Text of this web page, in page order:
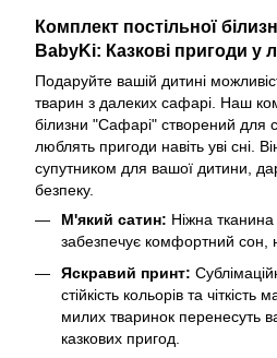
Комплект постільної
BabyKi: Казкові пригоди у
Подаруйте вашій дитині
тварин з далеких сафарі. Наш
білизни "Сафарі" створений для
люблять пригоди навіть уві сні.
супутником для вашої дитини,
безпеку.
М'який сатин: Ніжна
забезпечує комфортний сон,
Яскравий принт:
стійкість кольорів та
милих тваринок перенесуть
казкових пригод.